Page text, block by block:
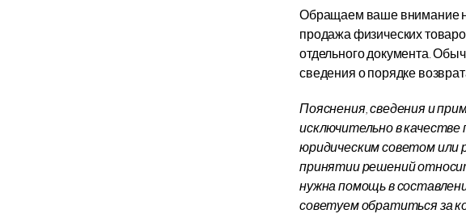
Обращаем ваше внимание
продажа физических
отдельного документа.
сведения о порядке
Пояснения, сведения и
исключительно в
юридическим советом или
принятии решений
нужна помощь в
советуем обратиться за